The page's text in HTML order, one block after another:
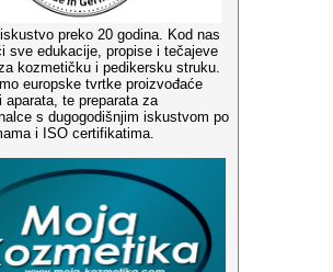
preko 20 godina. Kod nas
sve edukacije, propise i tečajeve
kozmetičku i pedikersku struku.
europske tvrtke proizvođaće
aparata, te preparata za
s dugogodišnjim iskustvom po
i ISO certifikatima.